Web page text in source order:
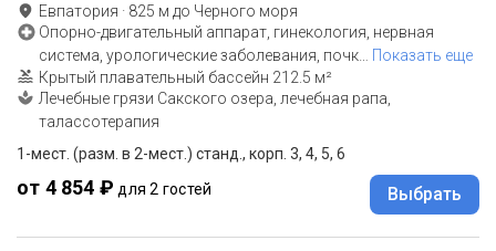
Евпатория · 825 м до Черного моря
Опорно-двигательный аппарат, гинекология, нервная
система, урологические заболевания, почк
Показать еще
Крытый плавательный бассейн 212.5 м²
Лечебные грязи Сакского озера, лечебная рапа,
талассотерапия
1-мест. (разм. в 2-мест.) станд., корп. 3, 4, 5, 6
от 4 854 ₽ для 2 гостей Выбрать